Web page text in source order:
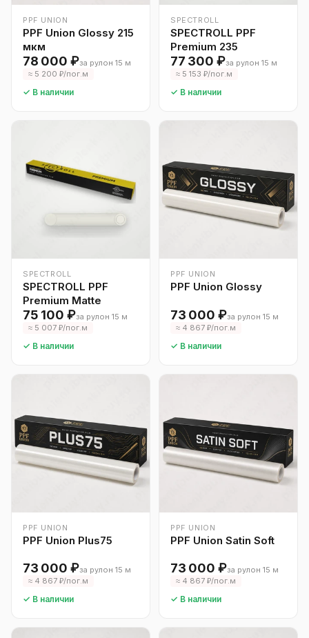
PPF UNION
PPF Union Glossy 215
мкм
78 000 ₽за рулон 15 м
≈ 5 200 ₽/пог.м
✓ В наличии
SPECTROLL
SPECTROLL PPF
Premium 235
77 300 ₽за рулон 15 м
≈ 5 153 ₽/пог.м
✓ В наличии
SPECTROLL
SPECTROLL PPF
Premium Matte
75 100 ₽за рулон 15 м
≈ 5 007 ₽/пог.м
✓ В наличии
PPF UNION
PPF Union Glossy
73 000 ₽за рулон 15 м
≈ 4 867 ₽/пог.м
✓ В наличии
PPF UNION
PPF Union Plus75
73 000 ₽за рулон 15 м
≈ 4 867 ₽/пог.м
✓ В наличии
PPF UNION
PPF Union Satin Soft
73 000 ₽за рулон 15 м
≈ 4 867 ₽/пог.м
✓ В наличии